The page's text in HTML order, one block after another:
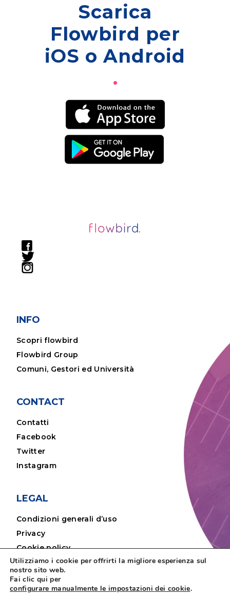
Scarica
Flowbird per
iOS o Android
INFO
Scopri flowbird
Flowbird Group
Comuni, Gestori ed Università
CONTACT
Contatti
Facebook
Twitter
Instagram
LEGAL
Condizioni generali d’uso
Privacy
Cookie policy
Note legali
Utilizziamo i cookie per offrirti la migliore esperienza sul
nostro sito web.
Fai clic qui per
configurare manualmente le impostazioni dei cookie.